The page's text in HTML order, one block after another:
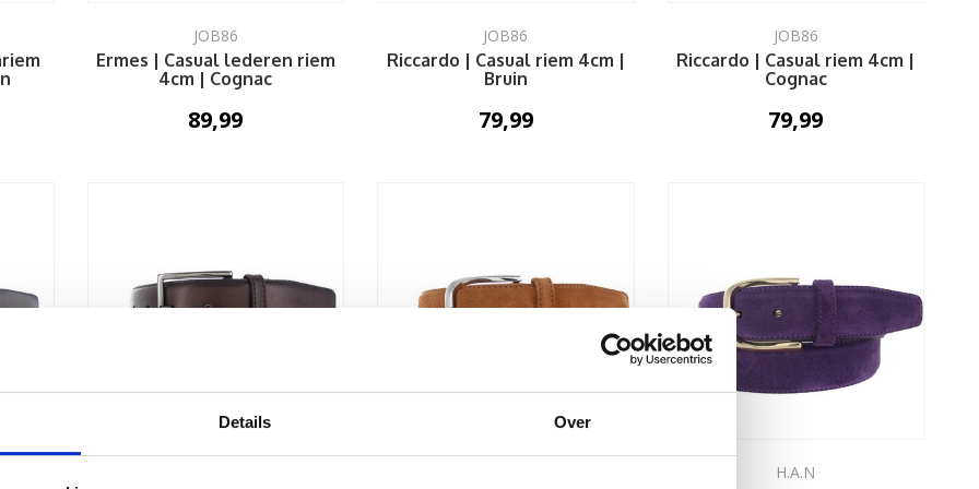
Details Over
JOB86
Ermes | Casual lederen riem
4cm | Cognac
89,99
JOB86
Riccardo | Casual riem 4cm |
Bruin
79,99
JOB86
Riccardo | Casual riem 4cm |
Cognac
79,99
H.A.N